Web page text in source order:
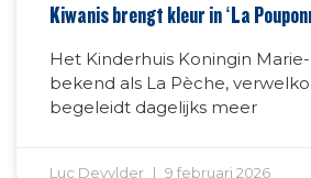
Kiwanis brengt kleur in ‘La
Het Kinderhuis Koningin
bekend als La Pèche,
begeleidt dagelijks meer
Luc Devylder 9 februari 2026